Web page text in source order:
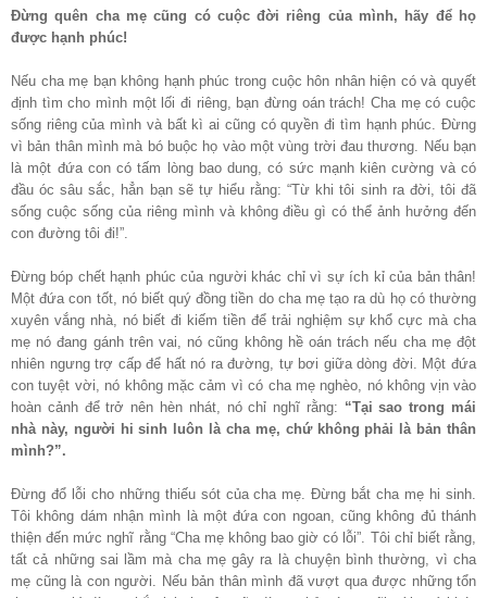
Đừng quên cha mẹ cũng có cuộc đời riêng của mình, hãy để họ
được hạnh phúc!
Nếu cha mẹ bạn không hạnh phúc trong cuộc hôn nhân hiện có và quyết
định tìm cho mình một lối đi riêng, bạn đừng oán trách! Cha mẹ có cuộc
sống riêng của mình và bất kì ai cũng có quyền đi tìm hạnh phúc. Đừng
vì bản thân mình mà bó buộc họ vào một vùng trời đau thương. Nếu bạn
là một đứa con có tấm lòng bao dung, có sức mạnh kiên cường và có
đầu óc sâu sắc, hẳn bạn sẽ tự hiểu rằng: “Từ khi tôi sinh ra đời, tôi đã
sống cuộc sống của riêng mình và không điều gì có thể ảnh hưởng đến
con đường tôi đi!”.
Đừng bóp chết hạnh phúc của người khác chỉ vì sự ích kỉ của bản thân!
Một đứa con tốt, nó biết quý đồng tiền do cha mẹ tạo ra dù họ có thường
xuyên vắng nhà, nó biết đi kiếm tiền để trải nghiệm sự khổ cực mà cha
mẹ nó đang gánh trên vai, nó cũng không hề oán trách nếu cha mẹ đột
nhiên ngưng trợ cấp để hất nó ra đường, tự bơi giữa dòng đời. Một đứa
con tuyệt vời, nó không mặc cảm vì có cha mẹ nghèo, nó không vịn vào
hoàn cảnh để trở nên hèn nhát, nó chỉ nghĩ rằng: “Tại sao trong mái
nhà này, người hi sinh luôn là cha mẹ, chứ không phải là bản thân
mình?”.
Đừng đổ lỗi cho những thiếu sót của cha mẹ. Đừng bắt cha mẹ hi sinh.
Tôi không dám nhận mình là một đứa con ngoan, cũng không đủ thánh
thiện đến mức nghĩ rằng “Cha mẹ không bao giờ có lỗi”. Tôi chỉ biết rằng,
tất cả những sai lầm mà cha mẹ gây ra là chuyện bình thường, vì cha
mẹ cũng là con người. Nếu bản thân mình đã vượt qua được những tổn